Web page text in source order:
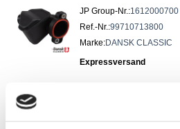
JP Group-Nr.:1612000700
Ref.-Nr.:99710713800
Marke:DANSK CLASSIC
Expressversand
Spezifikation